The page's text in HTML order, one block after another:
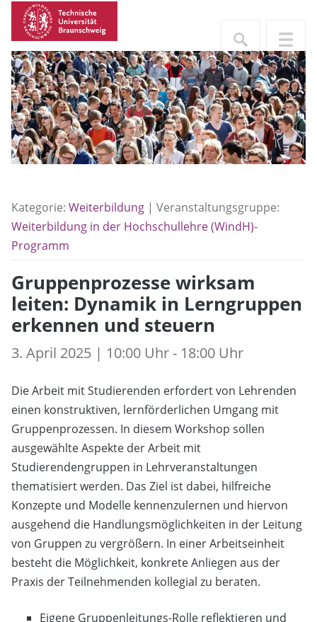
Kategorie: Weiterbildung | Veranstaltungsgruppe:
Weiterbildung in der Hochschullehre (WindH)-
Programm
Gruppenprozesse wirksam
leiten: Dynamik in Lerngruppen
erkennen und steuern
3. April 2025 | 10:00 Uhr - 18:00 Uhr
Die Arbeit mit Studierenden erfordert von Lehrenden
einen konstruktiven, lernförderlichen Umgang mit
Gruppenprozessen. In diesem Workshop sollen
ausgewählte Aspekte der Arbeit mit
Studierendengruppen in Lehrveranstaltungen
thematisiert werden. Das Ziel ist dabei, hilfreiche
Konzepte und Modelle kennenzulernen und hiervon
ausgehend die Handlungsmöglichkeiten in der Leitung
von Gruppen zu vergrößern. In einer Arbeitseinheit
besteht die Möglichkeit, konkrete Anliegen aus der
Praxis der Teilnehmenden kollegial zu beraten.
Eigene Gruppenleitungs-Rolle reflektieren und